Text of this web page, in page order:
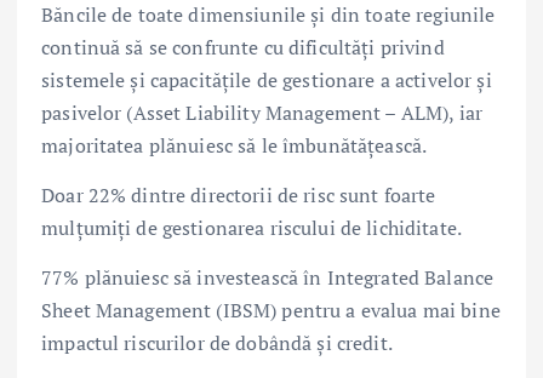
Băncile de toate dimensiunile și din toate regiunile
continuă să se confrunte cu dificultăți privind
sistemele și capacitățile de gestionare a activelor și
pasivelor (Asset Liability Management – ALM), iar
majoritatea plănuiesc să le îmbunătățească.
Doar 22% dintre directorii de risc sunt foarte
mulțumiți de gestionarea riscului de lichiditate.
77% plănuiesc să investească în Integrated Balance
Sheet Management (IBSM) pentru a evalua mai bine
impactul riscurilor de dobândă și credit.